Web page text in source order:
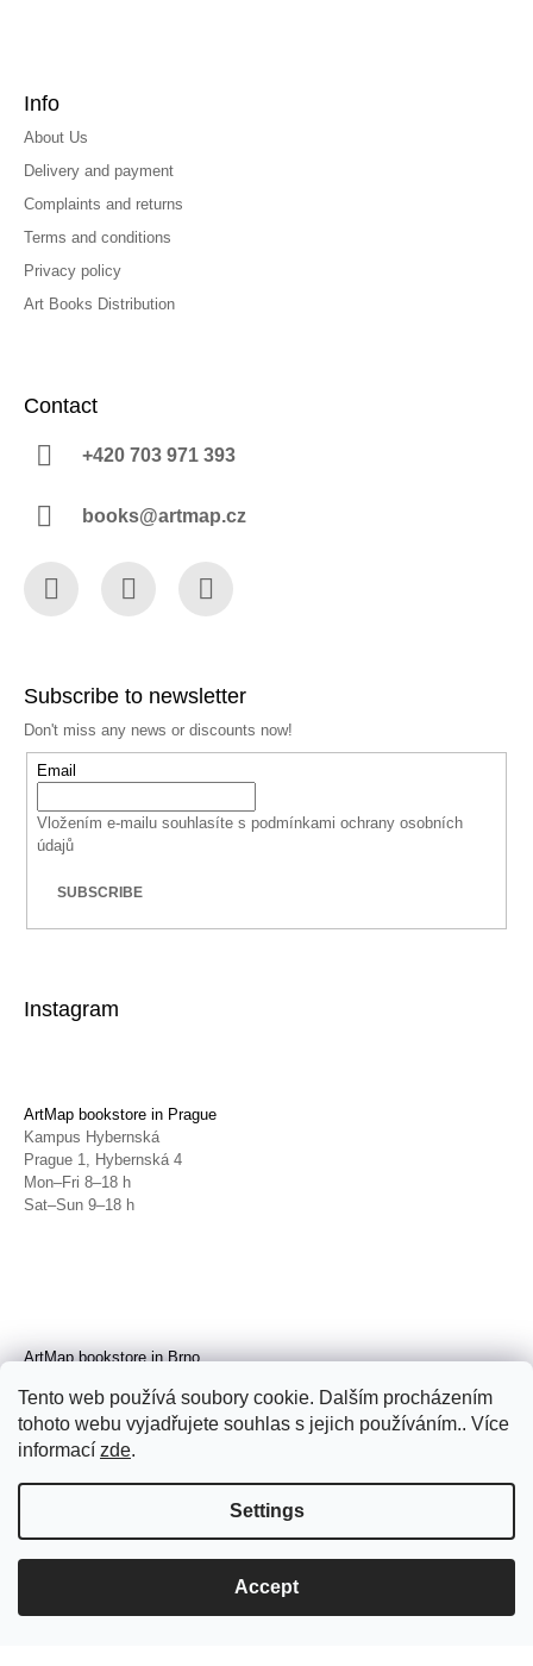
Tento web používá soubory cookie. Dalším procházením
tohoto webu vyjadřujete souhlas s jejich používáním.. Více
informací zde.
Settings
Accept
Info
About Us
Delivery and payment
Complaints and returns
Terms and conditions
Privacy policy
Art Books Distribution
Contact
+420 703 971 393
books@artmap.cz
Subscribe to newsletter
Don't miss any news or discounts now!
Email
Vložením e-mailu souhlasíte s podmínkami ochrany osobních
údajů
SUBSCRIBE
Instagram
ArtMap bookstore in Prague
Kampus Hybernská
Prague 1, Hybernská 4
Mon–Fri 8–18 h
Sat–Sun 9–18 h
ArtMap bookstore in Brno
Brno, Radnická 4
Tue–Fri 11–19 h
Sat 14–19 h
© 2026 ArtMap. All rights reserved.